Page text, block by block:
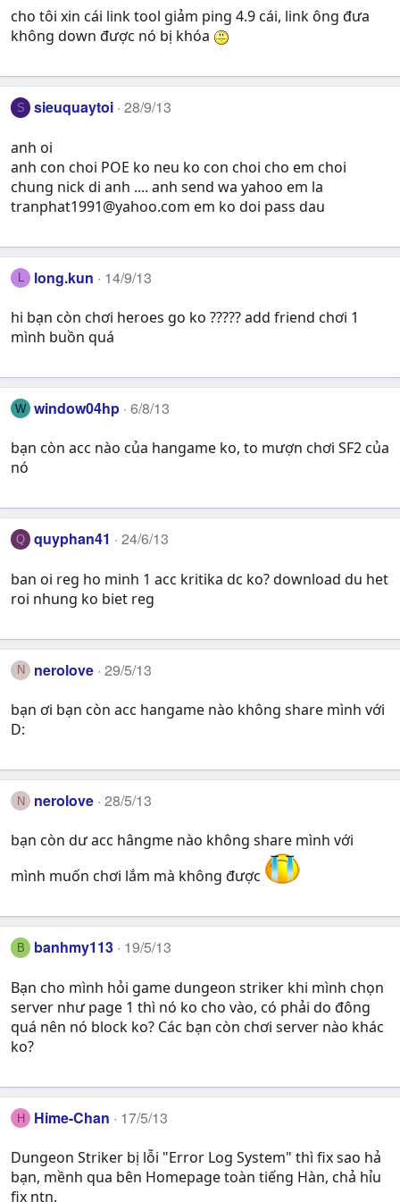
cho tôi xin cái link tool giảm ping 4.9 cái, link ông đưa
không down được nó bị khóa
S sieuquaytoi 28/9/13
anh oi
anh con choi POE ko neu ko con choi cho em choi
chung nick di anh .... anh send wa yahoo em la
tranphat1991@yahoo.com em ko doi pass dau
L long.kun 14/9/13
hi bạn còn chơi heroes go ko ????? add friend chơi 1
mình buồn quá
W window04hp 6/8/13
bạn còn acc nào của hangame ko, to mượn chơi SF2 của
nó
Q quyphan41 24/6/13
ban oi reg ho minh 1 acc kritika dc ko? download du het
roi nhung ko biet reg
N nerolove 29/5/13
bạn ơi bạn còn acc hangame nào không share mình với
D:
N nerolove 28/5/13
bạn còn dư acc hângme nào không share mình với
mình muốn chơi lắm mà không được
B banhmy113 19/5/13
Bạn cho mình hỏi game dungeon striker khi mình chọn
server như page 1 thì nó ko cho vào, có phải do đông
quá nên nó block ko? Các bạn còn chơi server nào khác
ko?
H Hime-Chan 17/5/13
Dungeon Striker bị lỗi "Error Log System" thì fix sao hả
bạn, mềnh qua bên Homepage toàn tiếng Hàn, chả hỉu
fix ntn.